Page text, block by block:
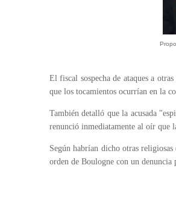
El fiscal sospecha de ataques a
que los tocamientos ocurrían en la
También detalló que la acusada
renunció inmediatamente al oír que
Según habrían dicho otras
orden de Boulogne con un denuncia